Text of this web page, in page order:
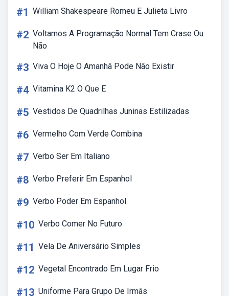
#1 William Shakespeare Romeu E Julieta Livro
#2 Voltamos A Programação Normal Tem Crase Ou
Não
#3 Viva O Hoje O Amanhã Pode Não Existir
#4 Vitamina K2 O Que E
#5 Vestidos De Quadrilhas Juninas Estilizadas
#6 Vermelho Com Verde Combina
#7 Verbo Ser Em Italiano
#8 Verbo Preferir Em Espanhol
#9 Verbo Poder Em Espanhol
#10 Verbo Comer No Futuro
#11 Vela De Aniversário Simples
#12 Vegetal Encontrado Em Lugar Frio
#13 Uniforme Para Grupo De Irmãs